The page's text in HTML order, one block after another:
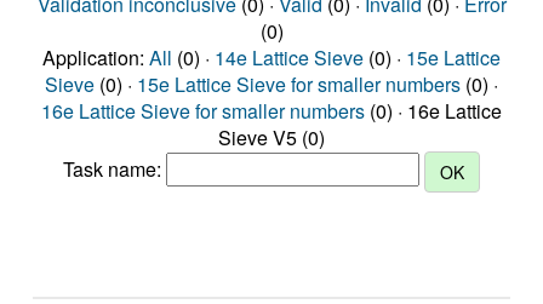
(0)
Application: All (0) · 14e Lattice Sieve (0) · 15e Lattice
Sieve (0) · 15e Lattice Sieve for smaller numbers (0) ·
16e Lattice Sieve for smaller numbers (0) · 16e Lattice
Sieve V5 (0)
Task name: